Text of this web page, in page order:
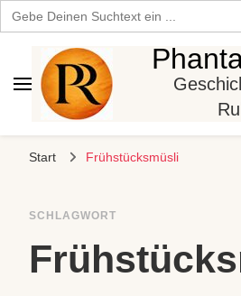
Search
for:
Start Frühstücksmüsli
SCHLAGWORT